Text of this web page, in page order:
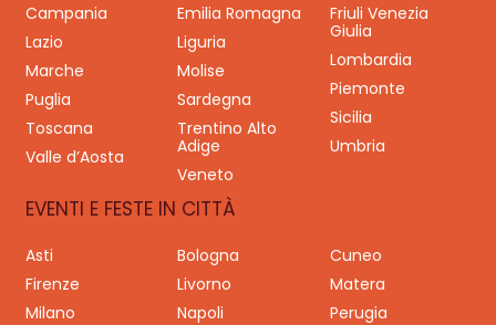
Campania
Emilia Romagna
Friuli Venezia
Giulia
Lazio
Liguria
Lombardia
Marche
Molise
Piemonte
Puglia
Sardegna
Sicilia
Toscana
Trentino Alto
Adige
Umbria
Valle d’Aosta
Veneto
EVENTI E FESTE IN CITTÀ
Asti Bologna
Cuneo
Firenze
Livorno
Matera
Milano
Napoli
Perugia